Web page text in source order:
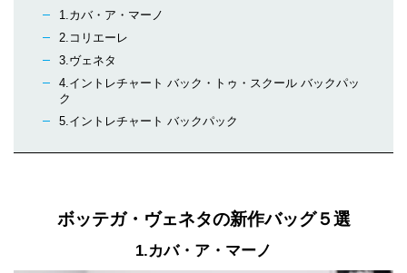
1.カバ・ア・マーノ
2.コリエーレ
3.ヴェネタ
4.イントレチャート バック・トゥ・スクール バックパッ
ク
5.イントレチャート バックパック
ボッテガ・ヴェネタの新作バッグ５選
1.カバ・ア・マーノ